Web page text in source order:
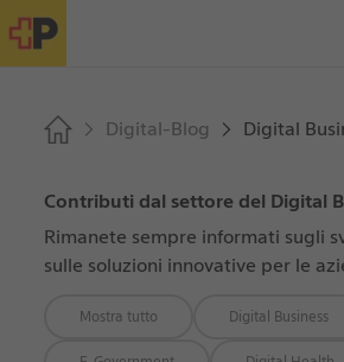
Digital-Blog Digital
Contributi dal settore del Digital
Rimanete sempre informati sugli
sulle soluzioni innovative per le
Mostra tutto Digital Business